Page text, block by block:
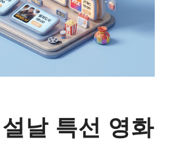
날 특선 영화